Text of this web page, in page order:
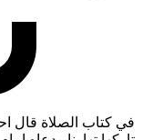
في كتاب الصلاة قال